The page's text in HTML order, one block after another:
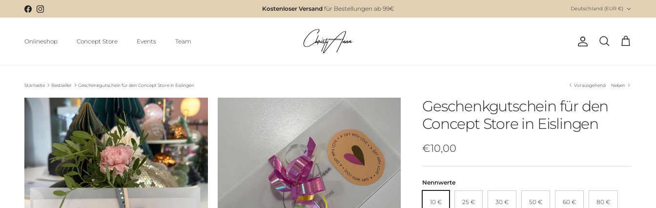
Kostenloser Versand für Bestellungen ab 99€ Deutschland (EUR €)
Onlineshop Concept Store Events Team
Startseite Bestseller Geschenkgutschein für den Concept Store in Eislingen Vorausgehend Neben
Geschenkgutschein für den
Concept Store in Eislingen
€10,00
Nennwerte
10 € 25 € 30 € 50 € 60 € 80 €